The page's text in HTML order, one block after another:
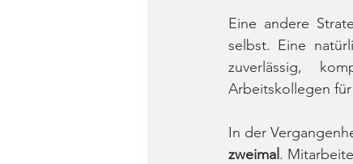
Eine andere
selbst. Eine
zuverlässig,
Arbeitskollegen
In der
zweimal .